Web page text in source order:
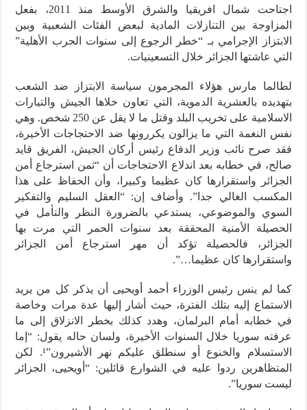
اجتاحت شمال افريقيا والشرق الأوسط منذ 2011، بفعل
المزاوجة بين التنازلات المادية لبعض الفئات الشعبية وبين
الابتزاز الإجرامي بـ “خطر الرجوع إلى سنوات الحرب الأهلية”
التي عاشتها الجزائر خلال التسعينيات.
لطالما مارس هؤلاء المجرمون سياسة الابتزاز ضد الشعب
بتهديده بالعشرية الدموية، التي تعاون خلاها الجيش والتيارات
الاسلامية على تخريب البلد وقتل ما لا يقل عن 250 شخص. وهي
نفس النغمة التي ما يزالون يكررونها ضد الاحتجاجات الأخيرة،
فقد صرح نائب وزير الدفاع رئيس أركان الجيش، الفريق قايد
صالح، في خطابه بعد اندلاع الاحتجاجات أن “ثمن استرجاع أمن
الجزائر واستقرارها كان عظيما وكبيرا، وأن الحفاظ على هذا
المكسب الغالي جدا”. وأضاف إن: “العقل السليم والتفكير
السوي والموضوعي، يستدعي بالضرورة النظر والتأمل في
الحصيلة الأمنية المحققة بعد سنوات الحمر التي مرت بها
الجزائر، فالحصيلة تؤكد أن مهر استرجاع أمن الجزائر
واستقرارها كان عظيما…”.
كما لم ينس رئيس الوزراء أحمد أويحيى أن يذكر كل من يريد
الاستماع إليه بتلك الفترة، حيث أشار إليها عدة مرات وخاصة
في خطابه أمام البرلمان، وهدد كذلك بخطر الانزلاق إلى ما
عرفته سوريا خلال السنوات الأخيرة، ولسان حاله يقول: “إما
الاستسلام والخنوع أو سنطلق عليكم نهر الأشيرون”¹.
لكن
المتظاهرين ردوا عليه في الشوارع قائلين: “أويحيى، الجزائر
ليست سوريا”.